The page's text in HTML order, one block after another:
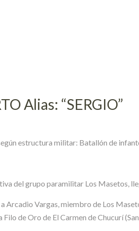
Alias: “SERGIO”
estructura militar: Batallón de
del grupo paramilitar Los Masetos,
Arcadio Vargas, miembro de Los
de Oro de El Carmen de Chucurí